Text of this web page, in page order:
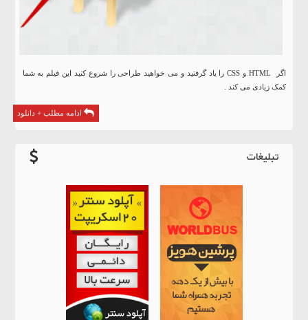
اگر HTML و CSS را یاد گرفتید و می خواهید طراحی را شروع کنید این فیلم به شما
کمک زیادی می کند .
ادامه مطلب + دانلود
تبلیغات